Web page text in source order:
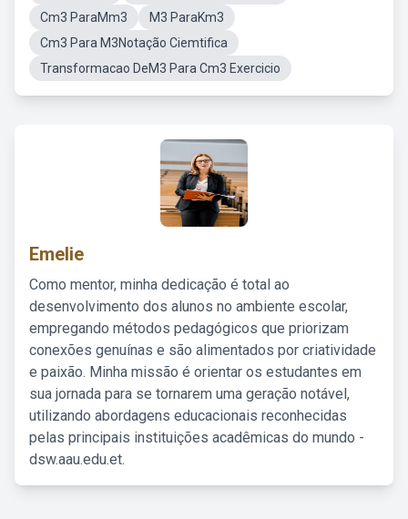
Cm3 ParaMm3
M3 ParaKm3
Cm3 Para M3Notação Ciemtifica
Transformacao DeM3 Para Cm3 Exercicio
Emelie
Como mentor, minha dedicação é total ao
desenvolvimento dos alunos no ambiente escolar,
empregando métodos pedagógicos que priorizam
conexões genuínas e são alimentados por criatividade
e paixão. Minha missão é orientar os estudantes em
sua jornada para se tornarem uma geração notável,
utilizando abordagens educacionais reconhecidas
pelas principais instituições acadêmicas do mundo -
dsw.aau.edu.et.